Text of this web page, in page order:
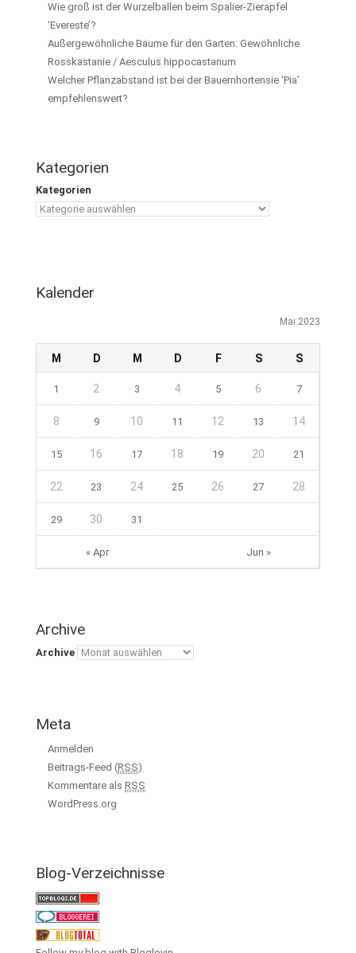
Wie groß ist der Wurzelballen beim Spalier-Zierapfel
‘Evereste’?
Außergewöhnliche Bäume für den Garten: Gewöhnliche
Rosskastanie / Aesculus hippocastanum
Welcher Pflanzabstand ist bei der Bauernhortensie ‘Pia’
empfehlenswert?
Kategorien
Kategorien
Kalender
Mai 2023
M D M D F S S
« Apr Jun »
1 2 3 4 5 6 7
8 9 10 11 12 13 14
15 16 17 18 19 20 21
22 23 24 25 26 27 28
29 30 31
Archive
Archive
Meta
Anmelden
Beitrags-Feed (RSS)
Kommentare als RSS
WordPress.org
Blog-Verzeichnisse